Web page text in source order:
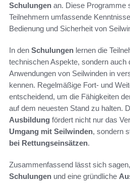
Schulungen an. Diese Programme
Teilnehmern umfassende
Bedienung und Sicherheit von
In den Schulungen lernen die
technischen Aspekte, sondern auch
Anwendungen von Seilwinden in
kennen. Regelmäßige Fort- und
entscheidend, um die Fähigkeiten
auf dem neuesten Stand zu halten.
Ausbildung fördert nicht nur das
Umgang mit Seilwinden, sondern
bei Rettungseinsätzen.
Zusammenfassend lässt sich
Schulungen und eine gründliche